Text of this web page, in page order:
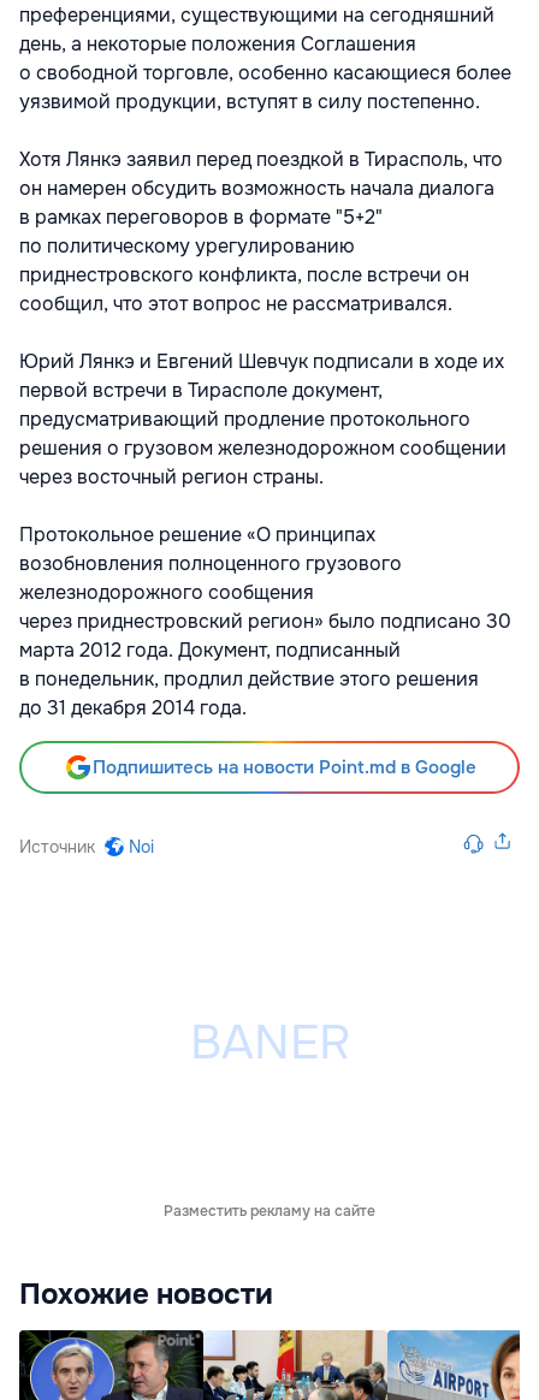
преференциями, существующими на сегодняшний
день, а некоторые положения Соглашения
о свободной торговле, особенно касающиеся более
уязвимой продукции, вступят в силу постепенно.
Хотя Лянкэ заявил перед поездкой в Тирасполь, что
он намерен обсудить возможность начала диалога
в рамках переговоров в формате "5+2"
по политическому урегулированию
приднестровского конфликта, после встречи он
сообщил, что этот вопрос не рассматривался.
Юрий Лянкэ и Евгений Шевчук подписали в ходе их
первой встречи в Тирасполе документ,
предусматривающий продление протокольного
решения о грузовом железнодорожном сообщении
через восточный регион страны.
Протокольное решение «О принципах
возобновления полноценного грузового
железнодорожного сообщения
через приднестровский регион» было подписано 30
марта 2012 года. Документ, подписанный
в понедельник, продлил действие этого решения
до 31 декабря 2014 года.
Подпишитесь на новости Point.md в Google
Источник Noi
Разместить рекламу на сайте
Похожие новости